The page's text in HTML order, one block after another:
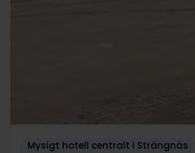
Mysigt hotell centralt i Strängnäs